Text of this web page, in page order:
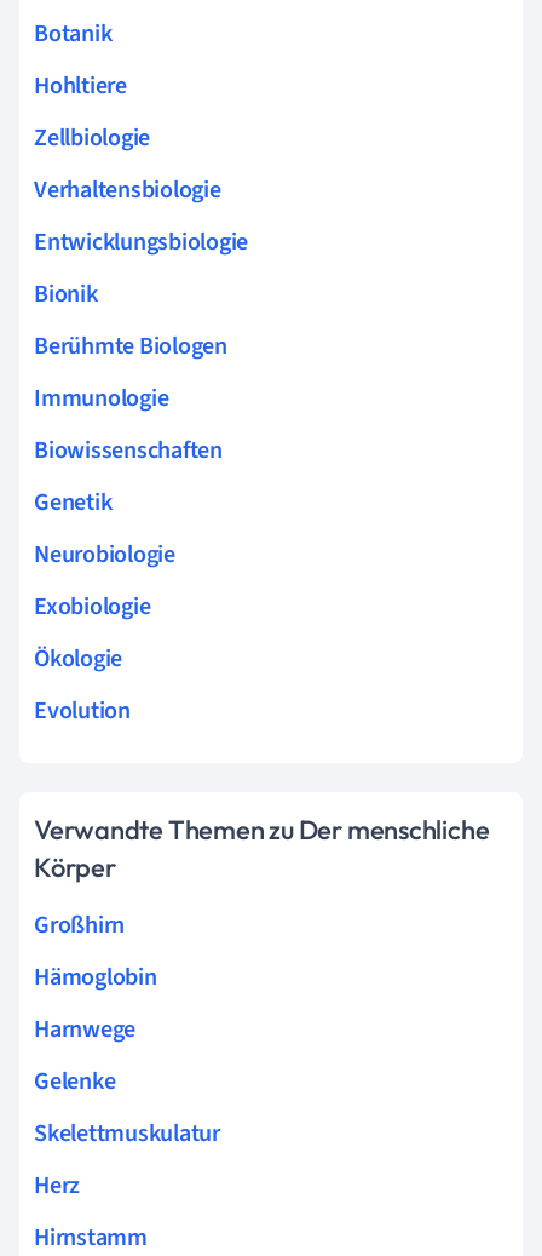
Botanik
Hohltiere
Zellbiologie
Verhaltensbiologie
Entwicklungsbiologie
Bionik
Berühmte Biologen
Immunologie
Biowissenschaften
Genetik
Neurobiologie
Exobiologie
Ökologie
Evolution
Verwandte Themen zu Der menschliche
Körper
Großhirn
Hämoglobin
Harnwege
Gelenke
Skelettmuskulatur
Herz
Hirnstamm